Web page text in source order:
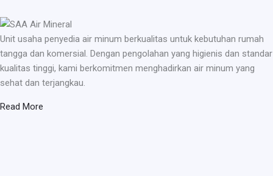
Unit usaha penyedia air minum berkualitas untuk kebutuhan rumah
tangga dan komersial. Dengan pengolahan yang higienis dan standar
kualitas tinggi, kami berkomitmen menghadirkan air minum yang
sehat dan terjangkau.
Read More